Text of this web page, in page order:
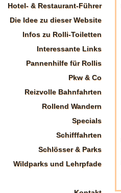
Hotel- & Restaurant-Führer
Die Idee zu dieser Website
Infos zu Rolli-Toiletten
Interessante Links
Pannenhilfe für Rollis
Pkw & Co
Reizvolle Bahnfahrten
Rollend Wandern
Specials
Schifffahrten
Schlösser & Parks
Wildparks und Lehrpfade